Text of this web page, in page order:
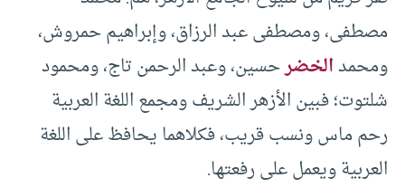
مصطفى، ومصطفى عبد الرزاق، وإبراهيم حمروش،
ومحمدالخضرحسين، وعبد الرحمن تاج، ومحمود
شلتوت؛ فبين الأزهر الشريف ومجمع اللغة العربية
رحم ماس ونسب قريب، فكلاهما يحافظ على اللغة
العربية ويعمل على رفعتها.